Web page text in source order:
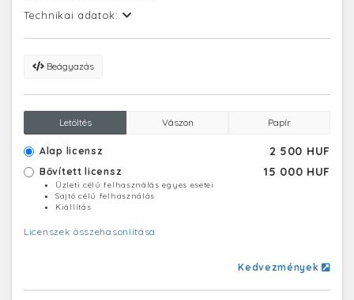
Technikai adatok:
Beágyazás
Letöltés Vászon Papír
Alap licensz 2 500 HUF
Bővített licensz 15 000 HUF
Üzleti célú felhasználás egyes esetei
Sajtó célú felhasználás
Kiállítás
Licenszek összehasonlítása
Kedvezmények